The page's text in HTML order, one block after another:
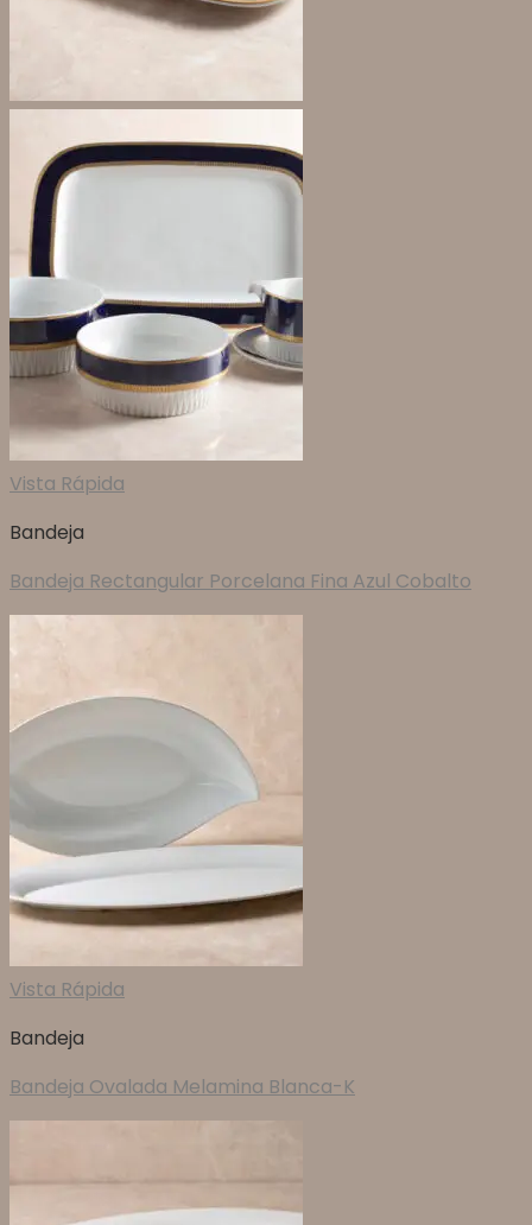
Vista Rápida
Bandeja
Bandeja Rectangular Porcelana Fina Azul Cobalto
Vista Rápida
Bandeja
Bandeja Ovalada Melamina Blanca-K